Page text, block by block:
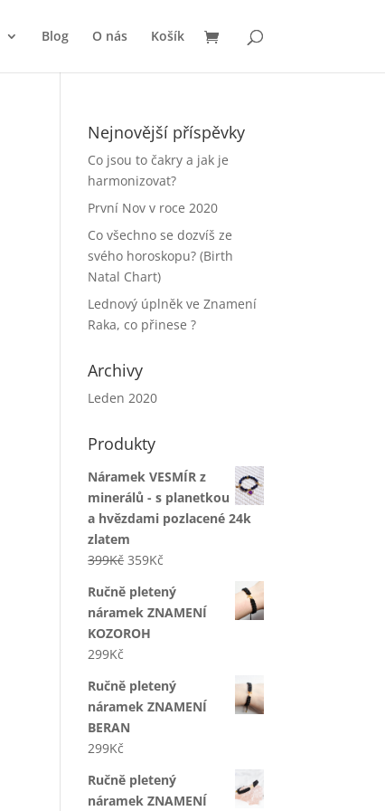
Blog O nás Košík
Nejnovější příspěvky
Co jsou to čakry a jak je
harmonizovat?
První Nov v roce 2020
Co všechno se dozvíš ze
svého horoskopu? (Birth
Natal Chart)
Lednový úplněk ve Znamení
Raka, co přinese ?
Archivy
Leden 2020
Produkty
Náramek VESMÍR z
minerálů - s planetkou
a hvězdami pozlacené 24k
zlatem
399Kč Původní
byla:
399Kč.
359Kč
je:
359Kč.
Ručně pletený
náramek ZNAMENÍ
KOZOROH
299Kč
Ručně pletený
náramek ZNAMENÍ
BERAN
299Kč
Ručně pletený
náramek ZNAMENÍ